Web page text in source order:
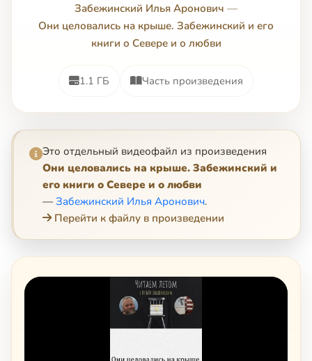
Забежинский Илья Аронович —
Они целовались на крыше. Забежинский и его
книги о Севере и о любви
1.1 ГБ Часть произведения
Это отдельный видеофайл из произведения
Они целовались на крыше. Забежинский и
его книги о Севере и о любви
— Забежинский Илья Аронович.
Перейти к файлу в произведении